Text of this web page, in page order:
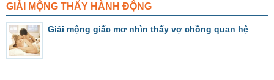
GIẢI MỘNG THẤY HÀNH ĐỘNG
Giải mộng giấc mơ nhìn thấy vợ chồng quan hệ